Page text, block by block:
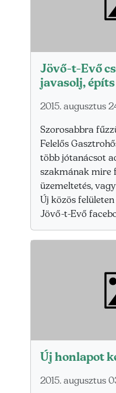
Jövő-t-Evő
javasolj,
2015. augusztus
Szorosabbra
Felelős
több jótanácsot
szakmának mire
üzemeltetés,
Új közös
Jövő-t-Evő
Új honlapot
2015. augusztus